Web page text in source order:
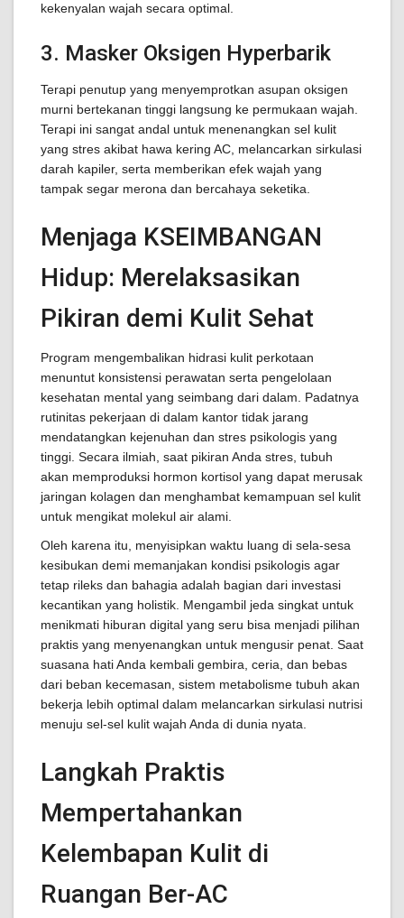
kekenyalan wajah secara optimal.
3. Masker Oksigen Hyperbarik
Terapi penutup yang menyemprotkan asupan oksigen
murni bertekanan tinggi langsung ke permukaan wajah.
Terapi ini sangat andal untuk menenangkan sel kulit
yang stres akibat hawa kering AC, melancarkan sirkulasi
darah kapiler, serta memberikan efek wajah yang
tampak segar merona dan bercahaya seketika.
Menjaga KSEIMBANGAN
Hidup: Merelaksasikan
Pikiran demi Kulit Sehat
Program mengembalikan hidrasi kulit perkotaan
menuntut konsistensi perawatan serta pengelolaan
kesehatan mental yang seimbang dari dalam. Padatnya
rutinitas pekerjaan di dalam kantor tidak jarang
mendatangkan kejenuhan dan stres psikologis yang
tinggi. Secara ilmiah, saat pikiran Anda stres, tubuh
akan memproduksi hormon kortisol yang dapat merusak
jaringan kolagen dan menghambat kemampuan sel kulit
untuk mengikat molekul air alami.
Oleh karena itu, menyisipkan waktu luang di sela-sesa
kesibukan demi memanjakan kondisi psikologis agar
tetap rileks dan bahagia adalah bagian dari investasi
kecantikan yang holistik. Mengambil jeda singkat untuk
menikmati hiburan digital yang seru bisa menjadi pilihan
praktis yang menyenangkan untuk mengusir penat. Saat
suasana hati Anda kembali gembira, ceria, dan bebas
dari beban kecemasan, sistem metabolisme tubuh akan
bekerja lebih optimal dalam melancarkan sirkulasi nutrisi
menuju sel-sel kulit wajah Anda di dunia nyata.
Langkah Praktis
Mempertahankan
Kelembapan Kulit di
Ruangan Ber-AC